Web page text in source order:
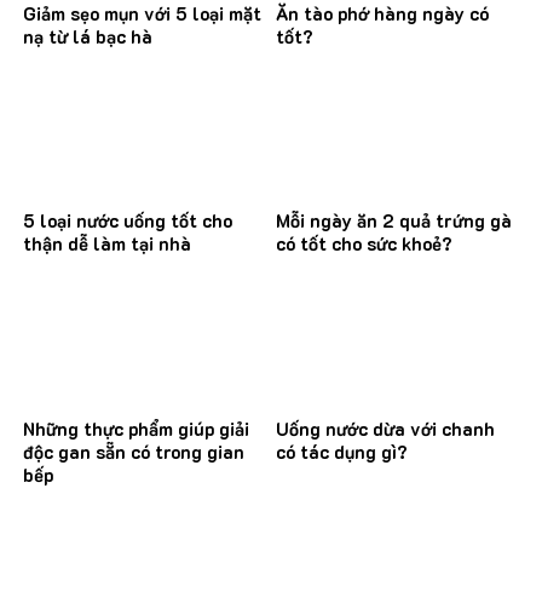
Giảm sẹo mụn với 5 loại mặt
nạ từ lá bạc hà
Ăn tào phớ hàng ngày có
tốt?
5 loại nước uống tốt cho
thận dễ làm tại nhà
Mỗi ngày ăn 2 quả trứng gà
có tốt cho sức khoẻ?
Những thực phẩm giúp giải
độc gan sẵn có trong gian
bếp
Uống nước dừa với chanh
có tác dụng gì?